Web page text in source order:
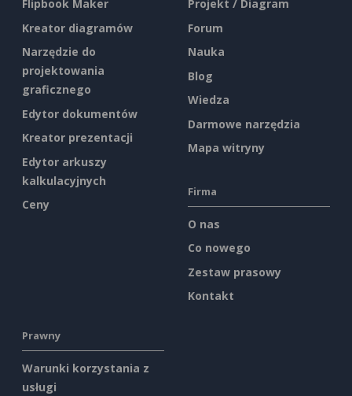
Flipbook Maker
Kreator diagramów
Narzędzie do
projektowania
graficznego
Edytor dokumentów
Kreator prezentacji
Edytor arkuszy
kalkulacyjnych
Ceny
Projekt / Diagram
Forum
Nauka
Blog
Wiedza
Darmowe narzędzia
Mapa witryny
Firma
O nas
Co nowego
Zestaw prasowy
Kontakt
Prawny
Warunki korzystania z
usługi